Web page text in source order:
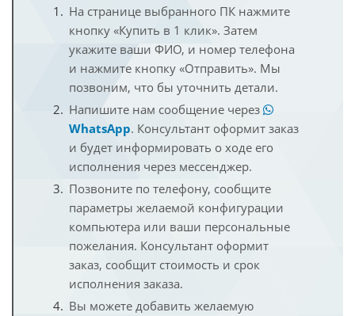
На странице выбранного ПК нажмите
кнопку «Купить в 1 клик». Затем
укажите ваши ФИО, и номер телефона
и нажмите кнопку «Отправить». Мы
позвоним, что бы уточнить детали.
Напишите нам сообщение через
WhatsApp. Консультант оформит заказ
и будет информировать о ходе его
исполнения через мессенджер.
Позвоните по телефону, сообщите
параметры желаемой конфигурации
компьютера или ваши персональные
пожелания. Консультант оформит
заказ, сообщит стоимость и срок
исполнения заказа.
Вы можете добавить желаемую